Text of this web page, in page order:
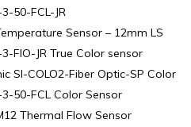
50-FCL-JR
Sensor – 12mm LS
FIO-JR True Color sensor
SI-COLO2-Fiber Optic-SP Color
50-FCL Color Sensor
Thermal Flow Sensor